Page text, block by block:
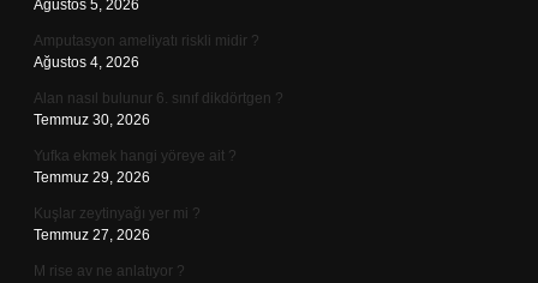
Ağustos 5, 2026
Amputasyon ameliyatı riskli midir ?
Ağustos 4, 2026
Alan nasıl bulunur 6. sınıf dikdörtgen ?
Temmuz 30, 2026
Yufka ekmek hangi yöreye ait ?
Temmuz 29, 2026
Kuşlar zeytinyağı yer mi ?
Temmuz 27, 2026
M rise av ne anlatıyor ?